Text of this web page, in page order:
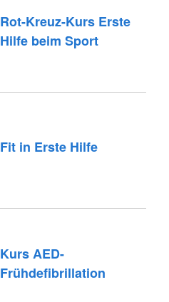
Rot-Kreuz-Kurs Erste
Hilfe beim Sport
Fit in Erste Hilfe
Kurs AED-
Frühdefibrillation